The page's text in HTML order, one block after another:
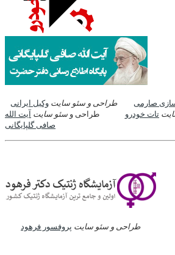
صارمی طراحی و سئو سایت وکیل ایرانی
تات خودرو طراحی و سئو سایت آیت الله
صافی گلپایگانی
طراحی و سئو سایت پروفسور فرهود